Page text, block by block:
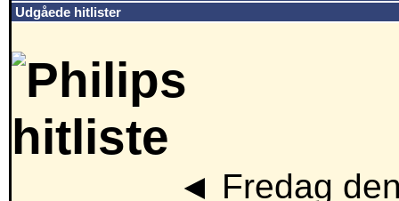
Udgåede hitlister
◄ Fredag